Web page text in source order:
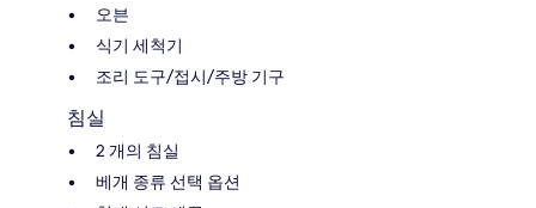
오븐
식기 세척기
조리 도구/접시/주방 기구
침실
2 개의 침실
베개 종류 선택 옵션